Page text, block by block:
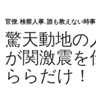
官僚,検察人事,誰も教えない時
驚天動地の
が関激震を
ららだけ！